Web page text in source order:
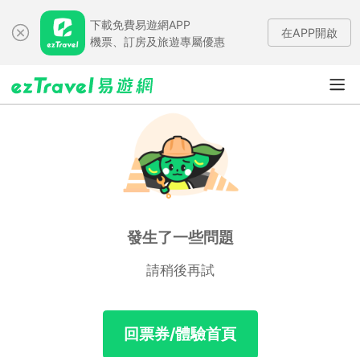
下載免費易遊網APP
機票、訂房及旅遊專屬優惠
在APP開啟
發生了一些問題
請稍後再試
回票券/體驗首頁